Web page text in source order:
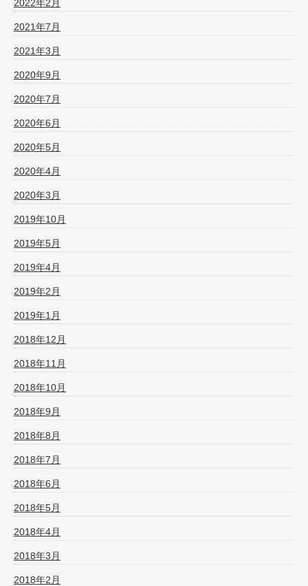
2022年2月
2021年7月
2021年3月
2020年9月
2020年7月
2020年6月
2020年5月
2020年4月
2020年3月
2019年10月
2019年5月
2019年4月
2019年2月
2019年1月
2018年12月
2018年11月
2018年10月
2018年9月
2018年8月
2018年7月
2018年6月
2018年5月
2018年4月
2018年3月
2018年2月